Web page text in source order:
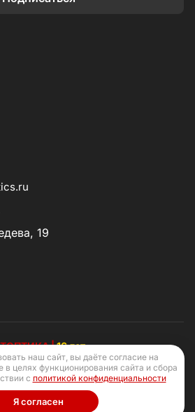
19
|16 лет
наш сайт, вы даёте согласие на
в целях функционирования сайта и сбора
с политикой конфиденциальности
Я согласен